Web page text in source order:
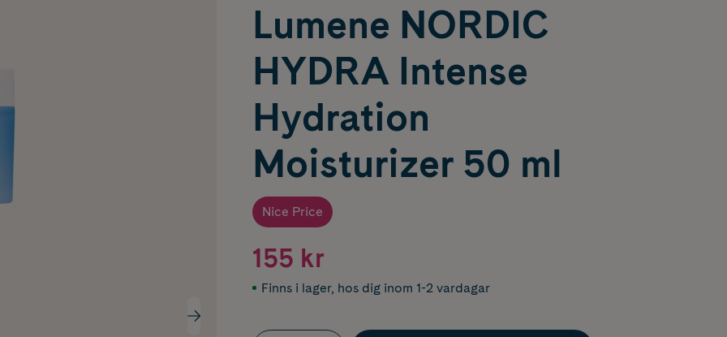
Lumene NORDIC
HYDRA Intense
Hydration
Moisturizer 50 ml
Nice Price
155 kr
Finns i lager, hos dig inom 1-2 vardagar